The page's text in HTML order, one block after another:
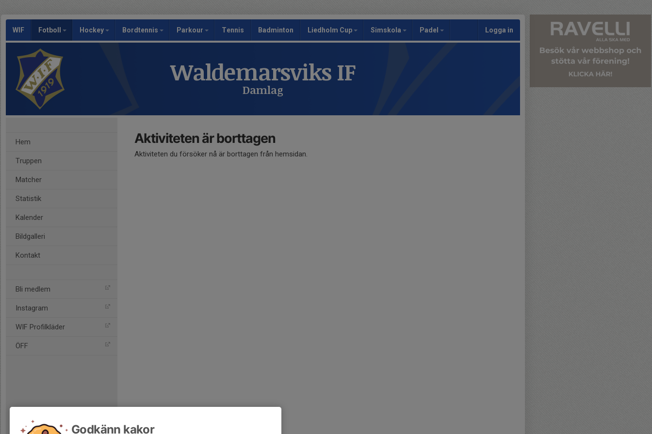
WIF Fotboll Hockey Bordtennis Parkour Tennis Badminton Liedholm Cup Simskola Padel Logga in
Waldemarsviks IF
Damlag
Hem
Truppen
Matcher
Statistik
Kalender
Bildgalleri
Kontakt
Bli medlem
Instagram
WIF Profilkläder
ÖFF
Aktiviteten är borttagen
Aktiviteten du försöker nå är borttagen från hemsidan.
Godkänn kakor